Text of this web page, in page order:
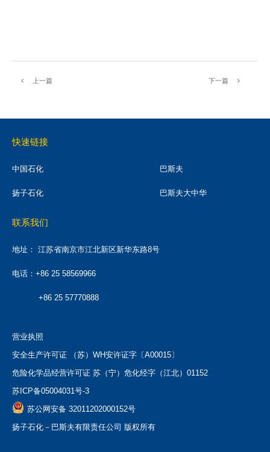
上一篇 下一篇
快速链接
中国石化 巴斯夫
扬子石化 巴斯夫大中华
联系我们
地址： 江苏省南京市江北新区新华东路8号
电话：+86 25 58569966
+86 25 57770888
营业执照
安全生产许可证 （苏）WH安许证字〔A00015〕
危险化学品经营许可证 苏（宁）危化经字（江北）01152
苏ICP备05004031号-3
苏公网安备 32011202000152号
扬子石化－巴斯夫有限责任公司 版权所有